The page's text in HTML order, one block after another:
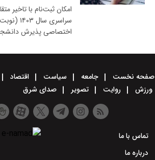
امکان ثبت‌نام با تاخیر
سراسری
اختصاصی پذیرش
صفحه نخست جامعه سیاست اقتصاد
ورزش
روایت تصویر صدای شرق
تماس با ما
درباره ما